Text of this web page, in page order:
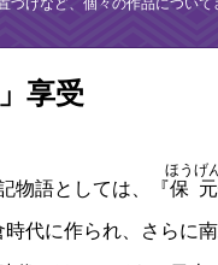
づけなど、個々の作品につい
享受
物語としては、『保元
ほうげ
時代に作られ、さらに